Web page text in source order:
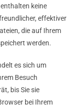
keine
effektiver
die auf Ihrem
werden.
es sich um
Besuch
bis Sie sie
bei Ihrem